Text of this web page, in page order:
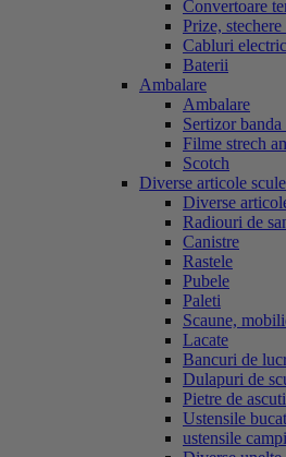
Convertoare
Prize, stechere
Cabluri
Baterii
Ambalare
Ambalare
Sertizor banda
Filme strech
Scotch
Diverse articole
Diverse
Radiouri de
Canistre
Rastele
Pubele
Paleti
Scaune,
Lacate
Bancuri de
Dulapuri de
Pietre de
Ustensile
ustensile